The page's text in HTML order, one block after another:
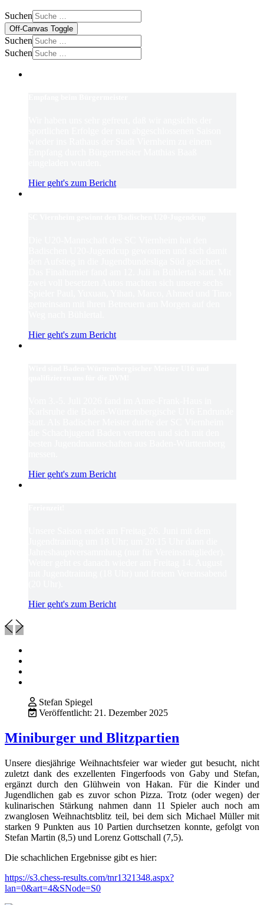
Suchen
Off-Canvas Toggle
Suchen
Suchen
Hier geht's zum Bericht
Hier geht's zum Bericht
Hier geht's zum Bericht
Hier geht's zum Bericht
Stefan Spiegel
Veröffentlicht: 21. Dezember 2025
Miniburger und Blitzpartien
Unsere diesjährige Weihnachtsfeier war wieder gut besucht, nicht
zuletzt dank des exzellenten Fingerfoods von Gaby und Stefan,
ergänzt durch den Glühwein von Hakan. Für die Kinder und
Jugendlichen gab es zuvor schon Pizza. Trotz (oder wegen) der
kulinarischen Stärkung nahmen dann 11 Spieler auch noch am
zwanglosen Weihnachtsblitz teil, bei dem sich Michael Müller mit
starken 9 Punkten aus 10 Partien durchsetzen konnte, gefolgt von
Stefan Martin (8,5) und Lorenz Gottschall (7,5).
Die schachlichen Ergebnisse gibt es hier:
https://s3.chess-results.com/tnr1321348.aspx?
lan=0&art=4&SNode=S0